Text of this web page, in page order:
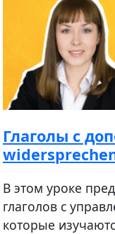
Глаголы с
В этом уроке
глаголов с
которые